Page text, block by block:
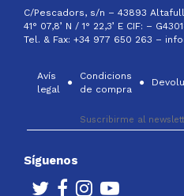
C/Pescadors, s/n – 43893
41° 07,8’ N / 1° 22,3’ E CIF: –
Tel. & Fax: +34 977 650 263 –
Avís
legal
Condicions
de compra
Síguenos